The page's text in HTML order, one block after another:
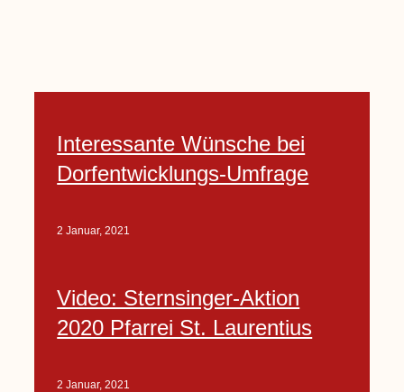
Interessante Wünsche bei
Dorfentwicklungs-Umfrage
2 Januar, 2021
Video: Sternsinger-Aktion
2020 Pfarrei St. Laurentius
2 Januar, 2021